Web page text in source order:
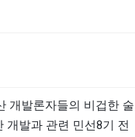
개발론자들의 비겁한 술
개발과 관련 민선8기 전